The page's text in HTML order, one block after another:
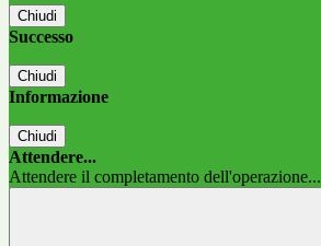
Chiudi
Successo
Chiudi
Informazione
Chiudi
Attendere...
Attendere il completamento dell'operazione...